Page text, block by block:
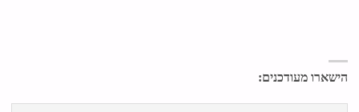
הישארו מעודכנים: